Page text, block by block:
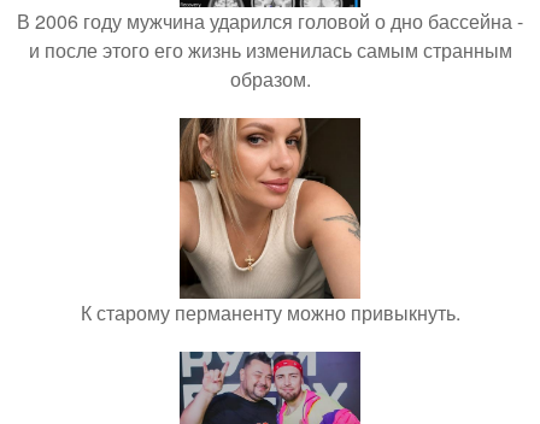
В 2006 году мужчина ударился головой о дно бассейна -
и после этого его жизнь изменилась самым странным
образом.
К старому перманенту можно привыкнуть.